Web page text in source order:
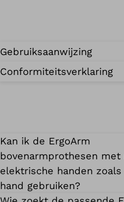
Gebruiksaanwijzing
Conformiteitsverklaring
Kan ik de ErgoArm
bovenarmprothesen met
elektrische handen
hand gebruiken?